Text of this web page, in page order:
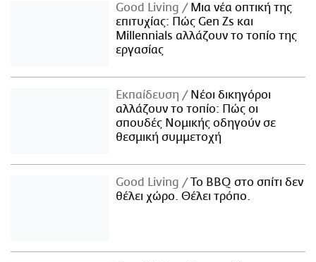
Good Living
Μια νέα οπτική της
επιτυχίας: Πώς Gen Zs και
Millennials αλλάζουν το τοπίο της
εργασίας
Εκπαίδευση
Νέοι δικηγόροι
αλλάζουν το τοπίο: Πώς οι
σπουδές Νομικής οδηγούν σε
θεσμική συμμετοχή
Good Living
Το BBQ στο σπίτι δεν
θέλει χώρο. Θέλει τρόπο.